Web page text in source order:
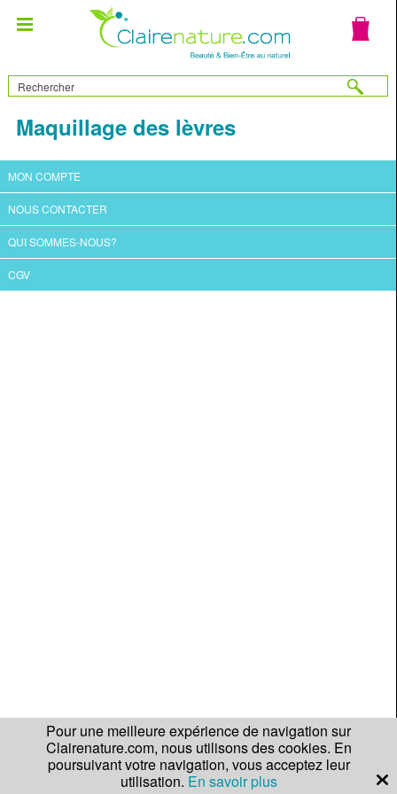
Maquillage des lèvres
MON COMPTE
NOUS CONTACTER
QUI SOMMES-NOUS?
CGV
Pour une meilleure expérience de navigation sur
Clairenature.com, nous utilisons des cookies. En
poursuivant votre navigation, vous acceptez leur
utilisation. En savoir plus